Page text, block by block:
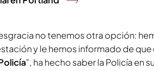
no tenemos otra opción:
y le hemos informado de que
", ha hecho saber la Policía en